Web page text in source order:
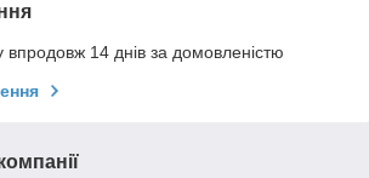
14 днів за домовленістю